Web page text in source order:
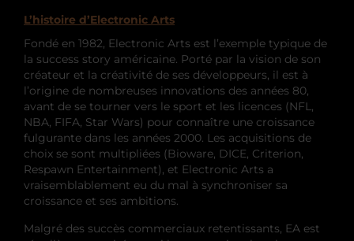
L’histoire d’Electronic Arts
Fondé en 1982, Electronic Arts est l’exemple typique de
la success story américaine. Porté par la vision de son
créateur et la créativité de ses développeurs, il est à
l’origine de nombreuses innovations des années 80,
avant de se tourner vers le sport et les licences (NFL,
NBA, FIFA, Star Wars) pour connaître une croissance
fulgurante dans les années 2000. Les acquisitions de
choix se sont multipliées (Bioware, DICE, Criterion,
Respawn Entertainment), et Electronic Arts a
vraisemblablement eu du mal à synchroniser sa
croissance et ses ambitions.
Malgré des succès commerciaux retentissants, EA est